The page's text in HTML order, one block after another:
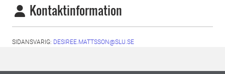
Kontaktinformation
SIDANSVARIG: DESIREE.MATTSSON@SLU.SE